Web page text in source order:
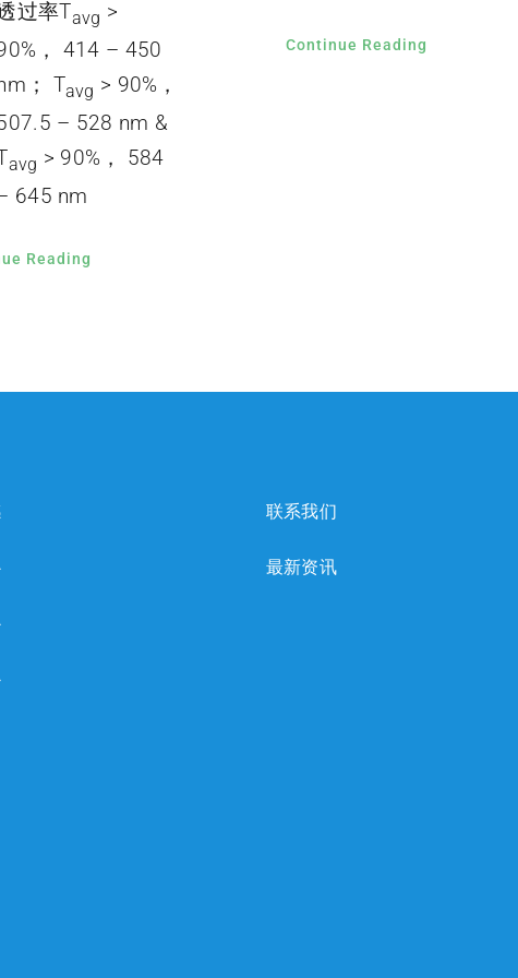
过率Tavg >
， 414 – 450
； Tavg > 90%，
– 528 nm &
avg > 90%， 584
645 nm
Reading
Continue Reading
联系我们
最新资讯